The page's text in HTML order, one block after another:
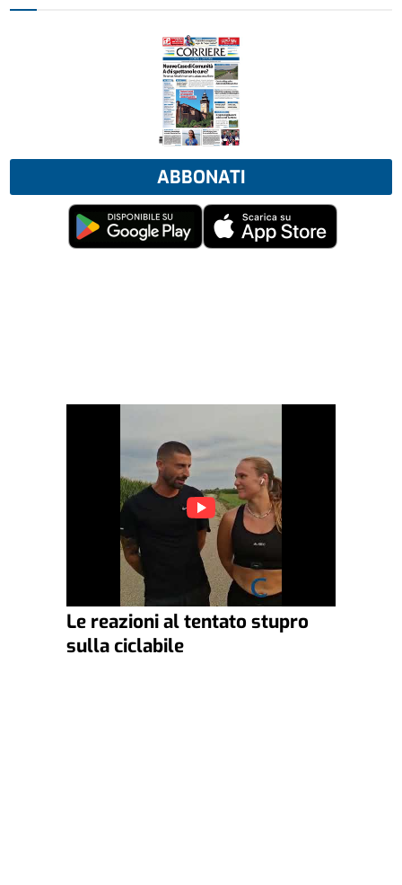
ABBONATI
Le reazioni al tentato stupro
sulla ciclabile